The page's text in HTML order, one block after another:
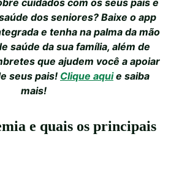
cuidados com os seus pais e
dos seniores? Baixe o app
e tenha na palma da mão
saúde da sua família, além de
que ajudem você a apoiar
seus pais! Clique aquie saiba
mais!
e quais os principais